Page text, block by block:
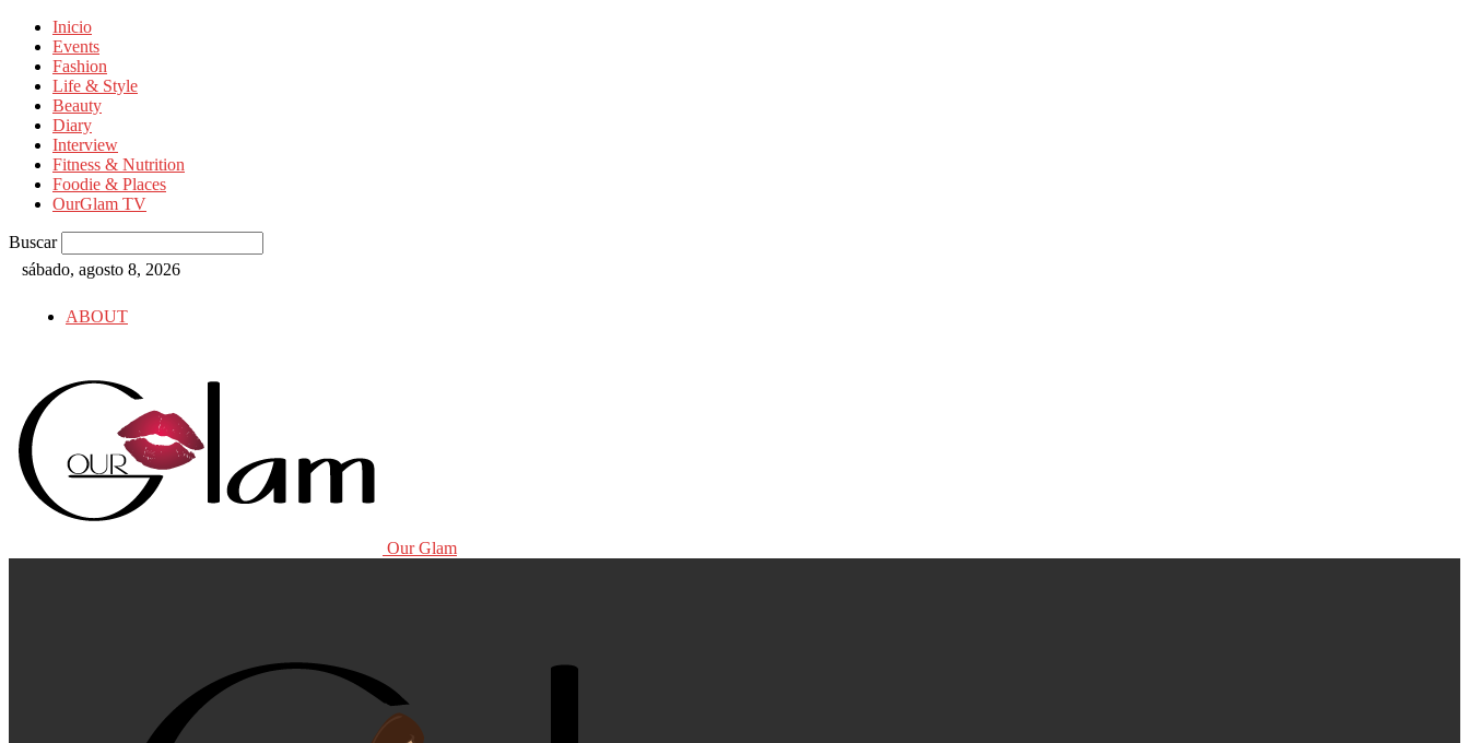
Inicio
Events
Fashion
Life & Style
Beauty
Diary
Interview
Fitness & Nutrition
Foodie & Places
OurGlam TV
Buscar
sábado, agosto 8, 2026
ABOUT
Our Glam